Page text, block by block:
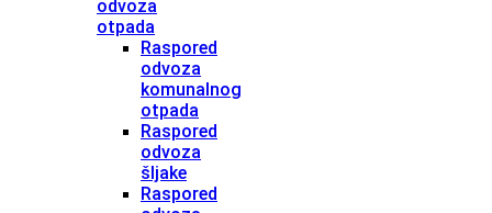
odvoza
otpada
Raspored
odvoza
komunalnog
otpada
Raspored
odvoza
šljake
Raspored